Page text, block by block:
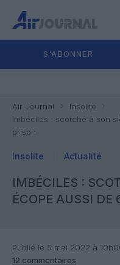
S'ABONNER
Air Journal
Insolite
Imbéciles : scotché à son
prison
Insolite Actualité
IMBÉCILES :
ÉCOPE AUSSI DE
Publié le 5 mai 2022 à
12 commentaires